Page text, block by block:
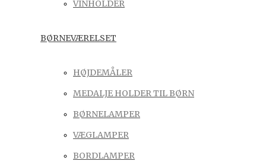
VINHOLDER
BØRNEVÆRELSET
HØJDEMÅLER
MEDALJE HOLDER TIL BØRN
BØRNELAMPER
VÆGLAMPER
BORDLAMPER